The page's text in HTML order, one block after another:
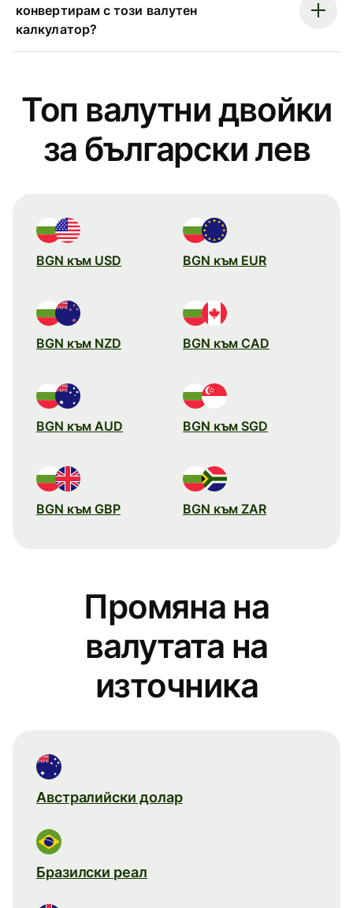
конвертирам с този валутен
калкулатор?
Топ валутни двойки
за български лев
BGN към USD BGN към EUR
BGN към NZD BGN към CAD
BGN към AUD BGN към SGD
BGN към GBP BGN към ZAR
Промяна на
валутата на
източника
Австралийски долар
Бразилски реал